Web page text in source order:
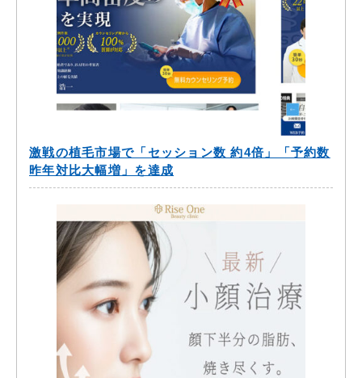
激戦の植毛市場で「セッション数 約4倍」「予約数
昨年対比大幅増」を達成